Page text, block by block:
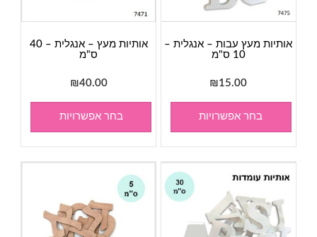
אותיות מעץ עבות – אנגלית –
10 ס"מ
₪15.00
בחר אפשרויות
אותיות מעץ – אנגלית – 40
ס"מ
₪40.00
בחר אפשרויות